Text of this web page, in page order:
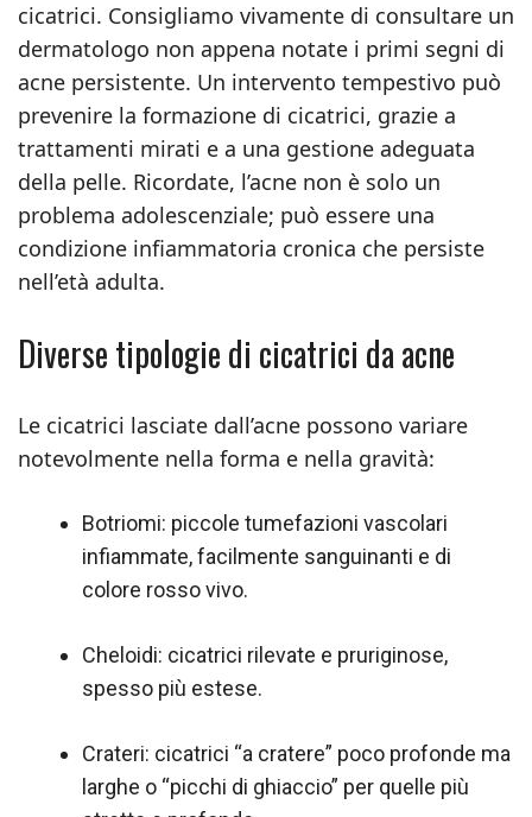
cicatrici. Consigliamo vivamente di consultare un
dermatologo non appena notate i primi segni di
acne persistente. Un intervento tempestivo può
prevenire la formazione di cicatrici, grazie a
trattamenti mirati e a una gestione adeguata
della pelle. Ricordate, l’acne non è solo un
problema adolescenziale; può essere una
condizione infiammatoria cronica che persiste
nell’età adulta.
Diverse tipologie di cicatrici da acne
Le cicatrici lasciate dall’acne possono variare
notevolmente nella forma e nella gravità:
Botriomi: piccole tumefazioni vascolari
infiammate, facilmente sanguinanti e di
colore rosso vivo.
Cheloidi: cicatrici rilevate e pruriginose,
spesso più estese.
Crateri: cicatrici “a cratere” poco profonde ma
larghe o “picchi di ghiaccio” per quelle più